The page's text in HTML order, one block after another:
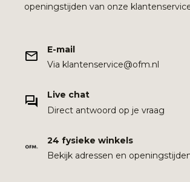
openingstijden van onze
E-mail
Via klantenservice@ofm.nl
Live chat
Direct antwoord op je vraag
24 fysieke winkels
Bekijk adressen en